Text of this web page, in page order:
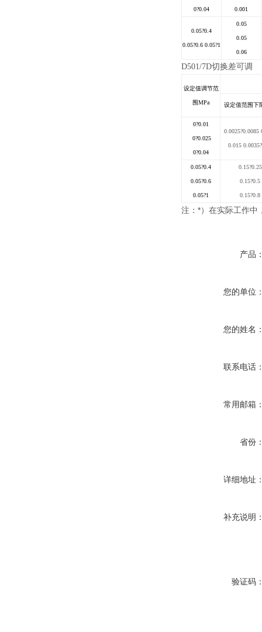
0?0.04 0.001
0.05?0.4
0.05?0.6 0.05?1
0.05
0.05
0.06
D501/7D切换差可调
设定值调节范
围MPa 设定值范围下
0?0.01
0?0.025
0?0.04
0.0025?0.0085
0.015
0.05?0.4
0.05?0.6
0.05?1
0.15?0.25
0.15?0.5
0.15?0.8
注： *）在实际工作中
产品
您的单位
您的姓名
联系电话
常用邮箱
省份
详细地址
补充说明
验证码